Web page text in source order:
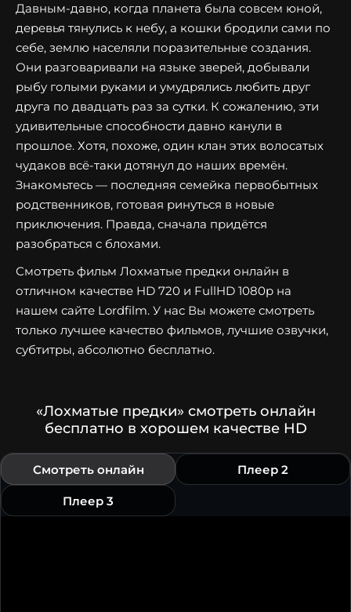
Давным-давно, когда планета была совсем юной,
деревья тянулись к небу, а кошки бродили сами по
себе, землю населяли поразительные создания.
Они разговаривали на языке зверей, добывали
рыбу голыми руками и умудрялись любить друг
друга по двадцать раз за сутки. К сожалению, эти
удивительные способности давно канули в
прошлое. Хотя, похоже, один клан этих волосатых
чудаков всё-таки дотянул до наших времён.
Знакомьтесь — последняя семейка первобытных
родственников, готовая ринуться в новые
приключения. Правда, сначала придётся
разобраться с блохами.
Смотреть фильм Лохматые предки онлайн в
отличном качестве HD 720 и FullHD 1080p на
нашем сайте Lordfilm. У нас Вы можете смотреть
только лучшее качество фильмов, лучшие озвучки,
субтитры, абсолютно бесплатно.
«Лохматые предки» смотреть онлайн
бесплатно в хорошем качестве HD
Смотреть онлайн Плеер 2
Плеер 3